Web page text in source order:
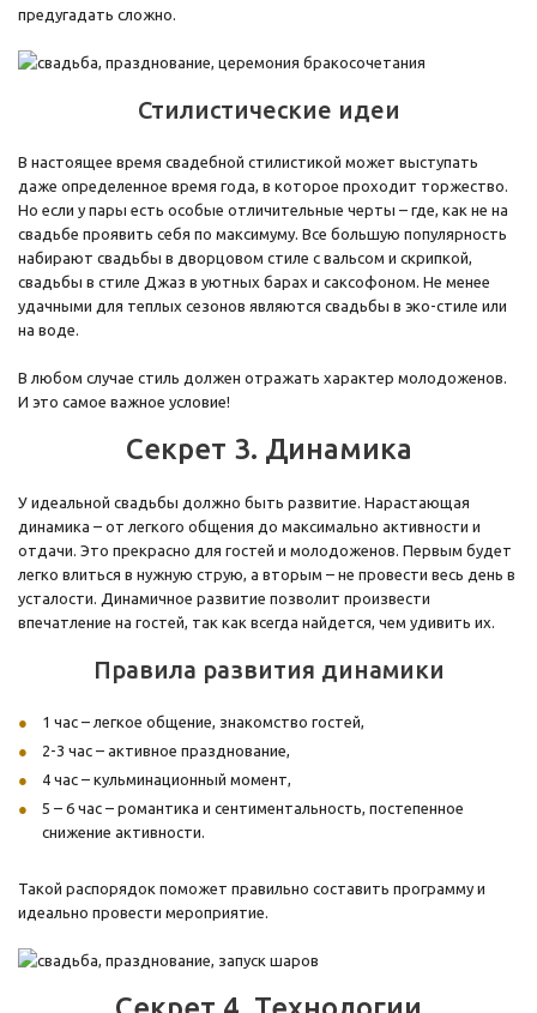
предугадать сложно.
Стилистические идеи
В настоящее время свадебной стилистикой может выступать
даже определенное время года, в которое проходит торжество.
Но если у пары есть особые отличительные черты – где, как не на
свадьбе проявить себя по максимуму. Все большую популярность
набирают свадьбы в дворцовом стиле с вальсом и скрипкой,
свадьбы в стиле Джаз в уютных барах и саксофоном. Не менее
удачными для теплых сезонов являются свадьбы в эко-стиле или
на воде.
В любом случае стиль должен отражать характер молодоженов.
И это самое важное условие!
Секрет 3. Динамика
У идеальной свадьбы должно быть развитие. Нарастающая
динамика – от легкого общения до максимально активности и
отдачи. Это прекрасно для гостей и молодоженов. Первым будет
легко влиться в нужную струю, а вторым – не провести весь день в
усталости. Динамичное развитие позволит произвести
впечатление на гостей, так как всегда найдется, чем удивить их.
Правила развития динамики
1 час – легкое общение, знакомство гостей,
2-3 час – активное празднование,
4 час – кульминационный момент,
5 – 6 час – романтика и сентиментальность, постепенное
снижение активности.
Такой распорядок поможет правильно составить программу и
идеально провести мероприятие.